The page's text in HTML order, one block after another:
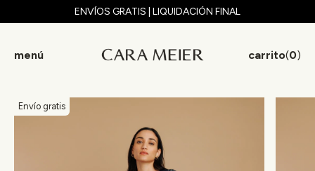
ENVÍOS GRATIS | LIQUIDACIÓN FINAL
menú carrito(0)
Envío gratis